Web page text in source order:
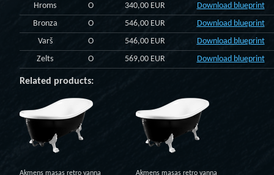
Hroms
O 340,00 EUR
Download blueprint
Bronza
O 546,00 EUR
Download blueprint
Varš
O 546,00 EUR
Download blueprint
Zelts
O 569,00 EUR Download blueprint
Related products:
Akmens masas retro vanna Akmens masas retro vanna